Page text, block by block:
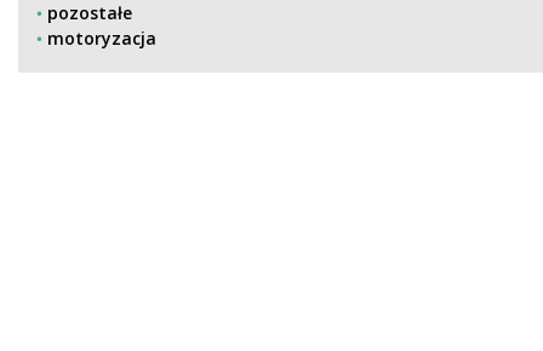
pozostałe
motoryzacja